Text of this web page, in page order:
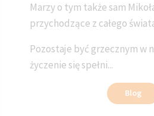
Marzy o tym także sam
przychodzące z całego
Pozostaje być grzecznym w
życzenie się spełni...
Blog